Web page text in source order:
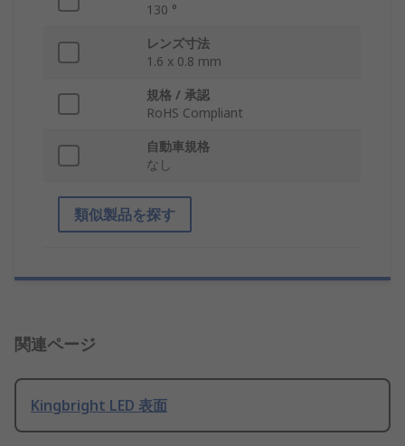
130 °
レンズ寸法
1.6 x 0.8 mm
規格 / 承認
RoHS Compliant
自動車規格
なし
類似製品を探す
関連ページ
Kingbright LED 表面